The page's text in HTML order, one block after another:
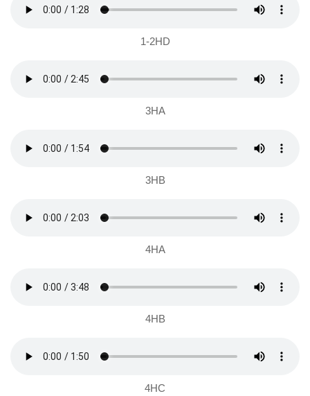
1-2HD
3HA
3HB
4HA
4HB
4HC